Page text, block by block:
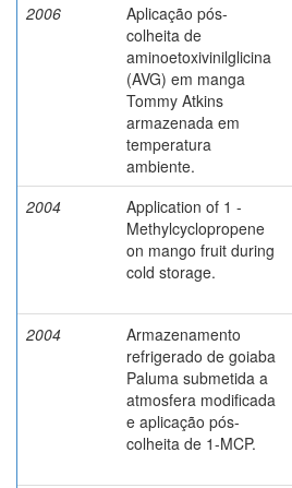
2006
Aplicação pós-
colheita de
aminoetoxivinilglicina
(AVG) em manga
Tommy Atkins
armazenada em
temperatura
ambiente.
2004
Application of 1 -
Methylcyclopropene
on mango fruit during
cold storage.
2004
Armazenamento
refrigerado de goiaba
Paluma submetida a
atmosfera modificada
e aplicação pós-
colheita de 1-MCP.